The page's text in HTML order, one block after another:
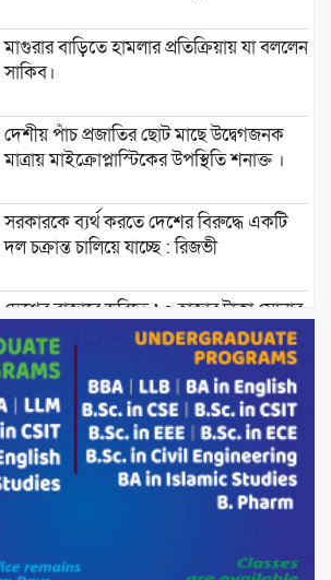
মাগুরার বাড়িতে হামলার প্রতিক্রিয়ায় যা বললেন
সাকিব।
দেশীয় পাঁচ প্রজাতির ছোট মাছে উদ্বেগজনক
মাত্রায় মাইক্রোপ্লাস্টিকের উপস্থিতি শনাক্ত ।
সরকারকে ব্যর্থ করতে দেশের বিরুদ্ধে একটি
দল চক্রান্ত চালিয়ে যাচ্ছে : রিজভী
দেশের বাজারে ভরিতে ১০ হাজার টাকা সোনার
দাম বাড়ানোর ঘোষণা।
ভারপ্রাপ্ত রাষ্ট্রপতি হাফিজ উদ্দিন আহমদের
সাথে এইচটি বাংলা অনলাইন পোর্টাল ও আইপি
টিভির সম্পাদক মোঃ ইসমাইল হোসেনের
সৌজন্য সাক্ষাৎ।
পাটগ্রামে জুলাই অভ্যুত্থান দিবস উপলক্ষে